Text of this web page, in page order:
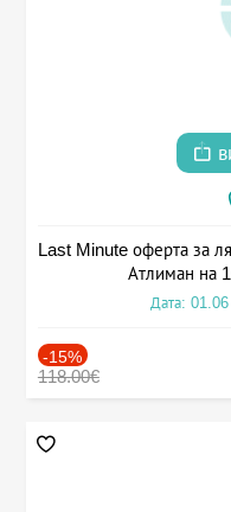
Last Minute оферта за
Атлиман на
Дата:
-15%
118.00€